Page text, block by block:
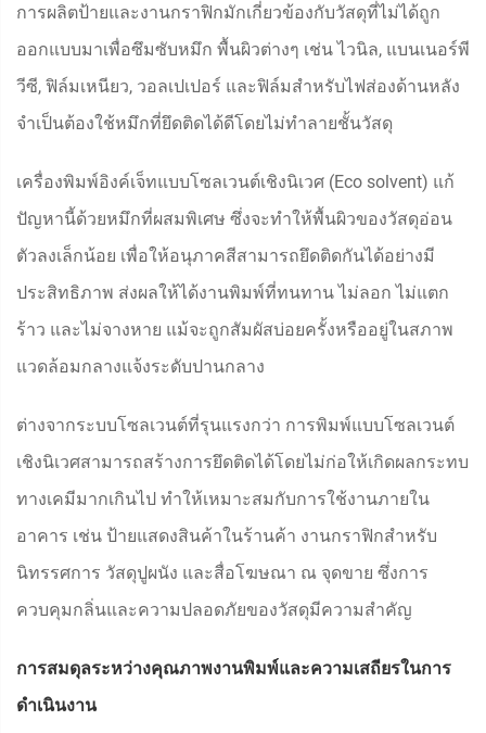
การผลิตป้ายและงานกราฟิกมักเกี่ยวข้องกับวัสดุที่ไม่ได้ถูก
ออกแบบมาเพื่อซึมซับหมึก พื้นผิวต่างๆ เช่น ไวนิล, แบนเนอร์พี
วีซี, ฟิล์มเหนียว, วอลเปเปอร์ และฟิล์มสำหรับไฟส่องด้านหลัง
จำเป็นต้องใช้หมึกที่ยึดติดได้ดีโดยไม่ทำลายชั้นวัสดุ
เครื่องพิมพ์อิงค์เจ็ทแบบโซลเวนต์เชิงนิเวศ (Eco solvent) แก้
ปัญหานี้ด้วยหมึกที่ผสมพิเศษ ซึ่งจะทำให้พื้นผิวของวัสดุอ่อน
ตัวลงเล็กน้อย เพื่อให้อนุภาคสีสามารถยึดติดกันได้อย่างมี
ประสิทธิภาพ ส่งผลให้ได้งานพิมพ์ที่ทนทาน ไม่ลอก ไม่แตก
ร้าว และไม่จางหาย แม้จะถูกสัมผัสบ่อยครั้งหรืออยู่ในสภาพ
แวดล้อมกลางแจ้งระดับปานกลาง
ต่างจากระบบโซลเวนต์ที่รุนแรงกว่า การพิมพ์แบบโซลเวนต์
เชิงนิเวศสามารถสร้างการยึดติดได้โดยไม่ก่อให้เกิดผลกระทบ
ทางเคมีมากเกินไป ทำให้เหมาะสมกับการใช้งานภายใน
อาคาร เช่น ป้ายแสดงสินค้าในร้านค้า งานกราฟิกสำหรับ
นิทรรศการ วัสดุปูผนัง และสื่อโฆษณา ณ จุดขาย ซึ่งการ
ควบคุมกลิ่นและความปลอดภัยของวัสดุมีความสำคัญ
การสมดุลระหว่างคุณภาพงานพิมพ์และความเสถียรในการ
ดำเนินงาน